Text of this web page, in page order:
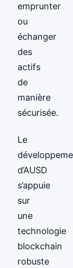
emprunter
ou
échanger
des
actifs
de
manière
sécurisée.
Le
d’AUSD
s’appuie
sur
une
technologie
blockchain
robuste